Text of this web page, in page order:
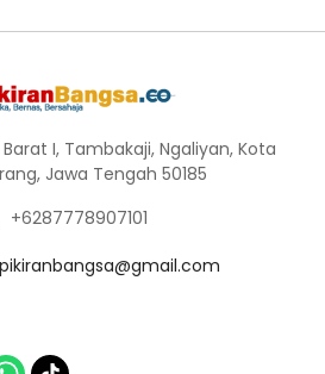
I, Tambakaji, Ngaliyan, Kota
Jawa Tengah 50185
+6287778907101